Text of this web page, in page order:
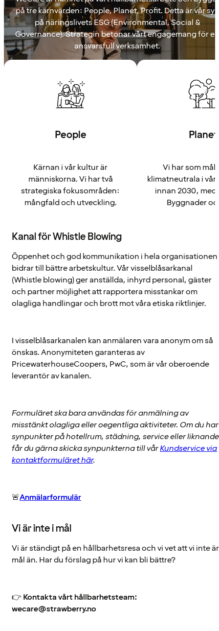
på tre kärnvärden: People, Planet, Profit. Detta är vår syn
på näringslivets ESG (Environmental, Social &
Governance). Strategin betonar vårt engagemang för en
ansvarsfull verksamhet.
People
Kärnan i vår kultur är
människorna. Vi har två
strategiska fokusområden:
mångfald och utveckling.
Planet
Vi har som mål
klimatneutrala i vår
innan 2030,
Byggnader
Kanal för Whistle Blowing
Öppenhet och god kommunikation i hela organisationen
bidrar till bättre arbetskultur. Vår visselblåsarkanal
(Whistle blowing) ger anställda, inhyrd personal, gäster
och partner möjlighet att rapportera misstankar om
olagliga handlingar och brott mot våra etiska riktlinjer.
I visselblåsarkanalen kan anmälaren vara anonym om så
önskas. Anonymiteten garanteras av
PricewaterhouseCoopers, PwC, som är vår oberoende
leverantör av kanalen.
Formuläret ska bara användas för anmälning av
misstänkt olagliga eller oegentliga aktiviteter. Om du har
synpunkter på hotellrum, städning, service eller liknande
får du gärna skicka synpunkterna till vårKundservice via
kontaktformuläret här.
🚨Anmälarformulär
Vi är inte i mål
Vi är ständigt på en hållbarhetsresa och vi vet att vi inte
mål än. Har du förslag på hur vi kan bli bättre?
👉 Kontakta vårt hållbarhetsteam:
wecare@strawberry.no